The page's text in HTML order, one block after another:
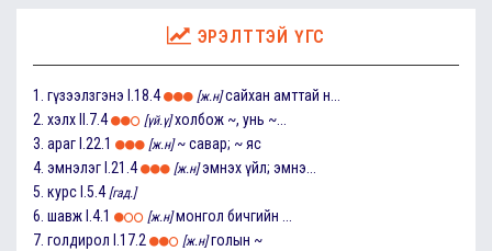
ЭРЭЛТТЭЙ ҮГС
1. гүзээлзгэнэ I.18.4 [ж.н] сайхан амттай н...
2. хэлх II.7.4 [үй.ү] холбож ~, унь ~...
3. араг I.22.1 [ж.н] ~ савар; ~ яс
4. эмнэлэг I.21.4 [ж.н] эмнэх үйл; эмнэ...
5. курс I.5.4 [гад.]
6. шавж I.4.1 [ж.н] монгол бичгийн ...
7. голдирол I.17.2 [ж.н] голын ~